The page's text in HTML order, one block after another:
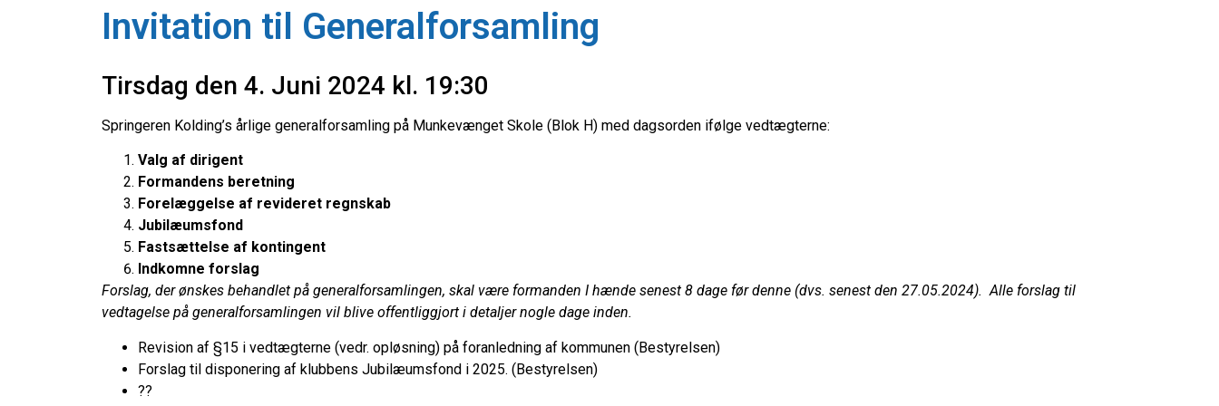
Invitation til Generalforsamling
Tirsdag den 4. Juni 2024 kl. 19:30
Springeren Kolding’s årlige generalforsamling på Munkevænget Skole (Blok H) med dagsorden ifølge vedtægterne:
Valg af dirigent
Formandens beretning
Forelæggelse af revideret regnskab
Jubilæumsfond
Fastsættelse af kontingent
Indkomne forslag
Forslag, der ønskes behandlet på generalforsamlingen, skal være formanden I hænde senest 8 dage før denne (dvs. senest den 27.05.2024). Alle forslag til
vedtagelse på generalforsamlingen vil blive offentliggjort i detaljer nogle dage inden.
Revision af §15 i vedtægterne (vedr. opløsning) på foranledning af kommunen (Bestyrelsen)
Forslag til disponering af klubbens Jubilæumsfond i 2025. (Bestyrelsen)
??